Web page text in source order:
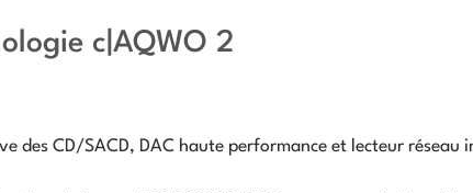
c|AQWO 2
des CD/SACD, DAC haute performance et lecteur réseau